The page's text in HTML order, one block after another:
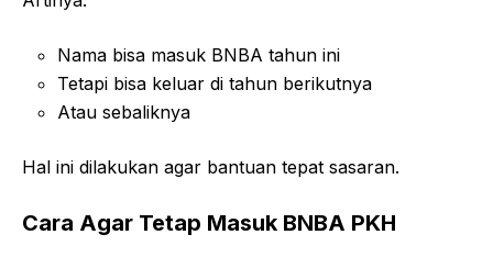
Nama bisa masuk BNBA tahun ini
Tetapi bisa keluar di tahun berikutnya
Atau sebaliknya
Hal ini dilakukan agar bantuan tepat sasaran.
Cara Agar Tetap Masuk BNBA PKH